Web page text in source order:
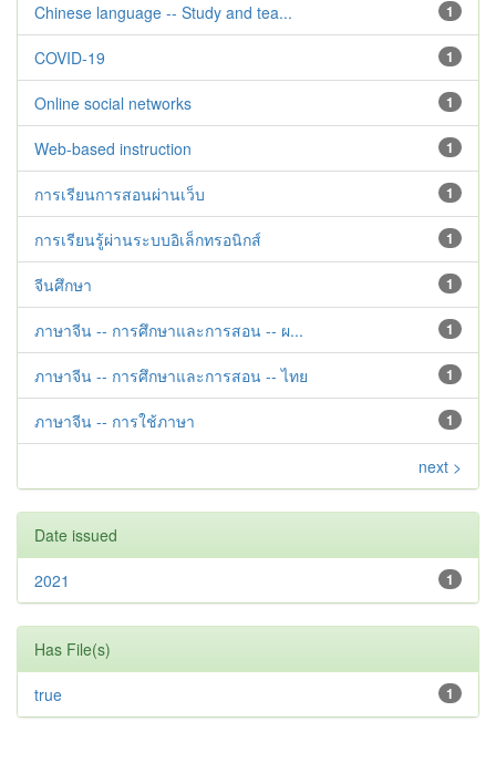
1
Chinese language -- Study and tea...
1
COVID-19
1
Online social networks
1
Web-based instruction
1
การเรียนการสอนผ่านเว็บ
1
การเรียนรู้ผ่านระบบอิเล็กทรอนิกส์
1
จีนศึกษา
1
ภาษาจีน -- การศึกษาและการสอน -- ผ...
1
ภาษาจีน -- การศึกษาและการสอน -- ไทย
1
ภาษาจีน -- การใช้ภาษา
next >
Date issued
1
2021
Has File(s)
1
true